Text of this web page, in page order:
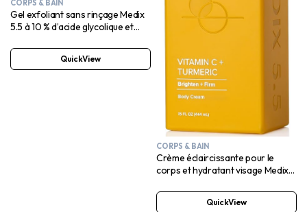
CORPS & BAIN
Gel exfoliant sans rinçage Medix
5.5 à 10 % d’acide glycolique et
pour le corps et le visage
QuickView
CORPS & BAIN
Crème éclaircissante pour le
corps et hydratant visage Medix
QuickView